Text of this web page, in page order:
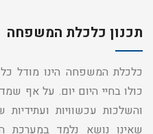
תכנון כלכלת המשפחה
כלכלת המשפחה הינו מודל
כולו בחיי היום יום. על אף
והשלכות עכשוויות
שאינו נושא נלמד במערכת